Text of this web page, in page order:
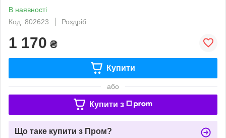
В наявності
Код: 802623
Роздріб
1 170 ₴
Купити
або
Купити з
Що таке купити з Пром?